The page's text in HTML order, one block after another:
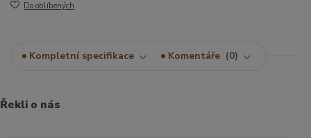
Do oblíbených
Kompletní specifikace Komentáře 0
Řekli o nás